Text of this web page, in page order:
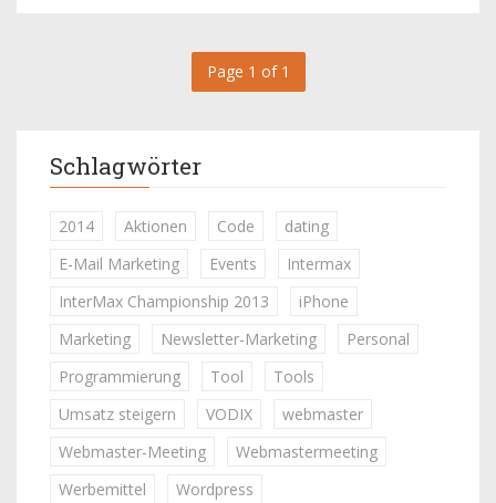
Page 1 of 1
Schlagwörter
2014 Aktionen Code
dating
E-Mail Marketing
Events
Intermax
InterMax Championship 2013
iPhone
Marketing
Newsletter-Marketing
Personal
Programmierung
Tool
Tools
Umsatz steigern
VODIX
webmaster
Webmaster-Meeting
Webmastermeeting
Werbemittel
Wordpress